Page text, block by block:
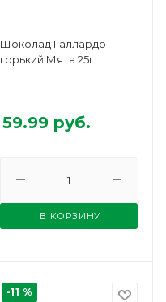
Шоколад Галлардо
горький Мята 25г
59.99руб.
В КОРЗИНУ
-11 %